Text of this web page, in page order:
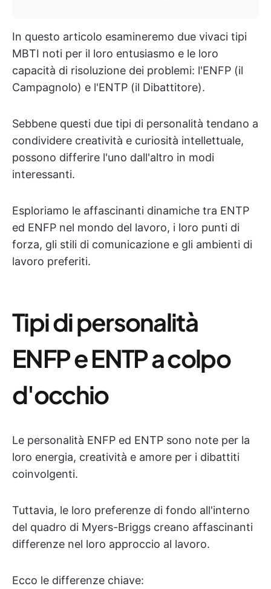
In questo articolo esamineremo due vivaci tipi
MBTI noti per il loro entusiasmo e le loro
capacità di risoluzione dei problemi: l'ENFP (il
Campagnolo) e l'ENTP (il Dibattitore).
Sebbene questi due tipi di personalità tendano a
condividere creatività e curiosità intellettuale,
possono differire l'uno dall'altro in modi
interessanti.
Esploriamo le affascinanti dinamiche tra ENTP
ed ENFP nel mondo del lavoro, i loro punti di
forza, gli stili di comunicazione e gli ambienti di
lavoro preferiti.
Tipi di personalità
ENFP e ENTP a colpo
d'occhio
Le personalità ENFP ed ENTP sono note per la
loro energia, creatività e amore per i dibattiti
coinvolgenti.
Tuttavia, le loro preferenze di fondo all'interno
del quadro di Myers-Briggs creano affascinanti
differenze nel loro approccio al lavoro.
Ecco le differenze chiave: